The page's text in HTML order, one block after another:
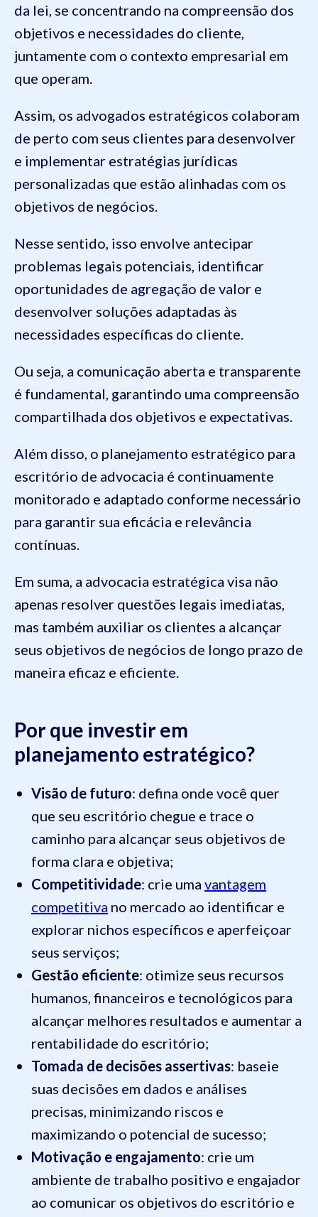
da lei, se concentrando na compreensão dos
objetivos e necessidades do cliente,
juntamente com o contexto empresarial em
que operam.
Assim, os advogados estratégicos colaboram
de perto com seus clientes para desenvolver
e implementar estratégias jurídicas
personalizadas que estão alinhadas com os
objetivos de negócios.
Nesse sentido, isso envolve antecipar
problemas legais potenciais, identificar
oportunidades de agregação de valor e
desenvolver soluções adaptadas às
necessidades específicas do cliente.
Ou seja, a comunicação aberta e transparente
é fundamental, garantindo uma compreensão
compartilhada dos objetivos e expectativas.
Além disso, o planejamento estratégico para
escritório de advocacia é continuamente
monitorado e adaptado conforme necessário
para garantir sua eficácia e relevância
contínuas.
Em suma, a advocacia estratégica visa não
apenas resolver questões legais imediatas,
mas também auxiliar os clientes a alcançar
seus objetivos de negócios de longo prazo de
maneira eficaz e eficiente.
Por que investir em
planejamento estratégico?
Visão de futuro: defina onde você quer
que seu escritório chegue e trace o
caminho para alcançar seus objetivos de
forma clara e objetiva;
Competitividade: crie uma vantagem
competitiva no mercado ao identificar e
explorar nichos específicos e aperfeiçoar
seus serviços;
Gestão eficiente: otimize seus recursos
humanos, financeiros e tecnológicos para
alcançar melhores resultados e aumentar a
rentabilidade do escritório;
Tomada de decisões assertivas: baseie
suas decisões em dados e análises
precisas, minimizando riscos e
maximizando o potencial de sucesso;
Motivação e engajamento: crie um
ambiente de trabalho positivo e engajador
ao comunicar os objetivos do escritório e